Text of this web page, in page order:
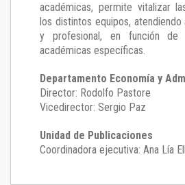
académicas, permite vitalizar
los distintos equipos,
y profesional, en función de
académicas específicas.
Departamento Economía y
Director: Rodolfo Pastore
Vicedirector: Sergio Paz
Unidad de Publicaciones
Coordinadora ejecutiva: Ana Lía